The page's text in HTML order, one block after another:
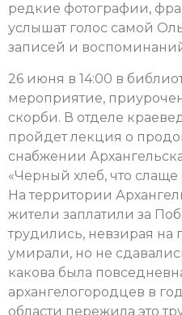
редкие фотографии,
услышат голос самой
записей и
26 июня в 14:00 в
мероприятие,
скорби. В отделе
пройдет лекция о
снабжении
«Черный хлеб, что слаще
На территории
жители заплатили за
трудились, невзирая
умирали, но не
какова была
архангелогородцев в
области пережила это